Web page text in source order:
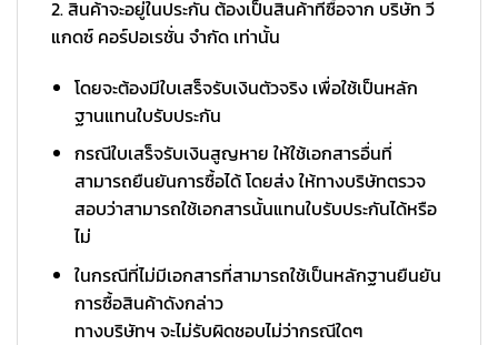
2. สินค้าจะอยู่ในประกัน ต้องเป็นสินค้าที่ซื้อจาก บริษัท วี
แกดซ์ คอร์ปอเรชั่น จำกัด เท่านั้น
โดยจะต้องมีใบเสร็จรับเงินตัวจริง เพื่อใช้เป็นหลัก
ฐานแทนใบรับประกัน
กรณีใบเสร็จรับเงินสูญหาย ให้ใช้เอกสารอื่นที่
สามารถยืนยันการซื้อได้ โดยส่ง ให้ทางบริษัทตรวจ
สอบว่าสามารถใช้เอกสารนั้นแทนใบรับประกันได้หรือ
ไม่
ในกรณีที่ไม่มีเอกสารที่สามารถใช้เป็นหลักฐานยืนยัน
การซื้อสินค้าดังกล่าว
ทางบริษัทฯ จะไม่รับผิดชอบไม่ว่ากรณีใดๆ